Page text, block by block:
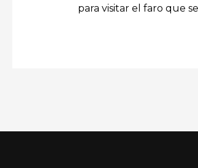
para visitar el faro que